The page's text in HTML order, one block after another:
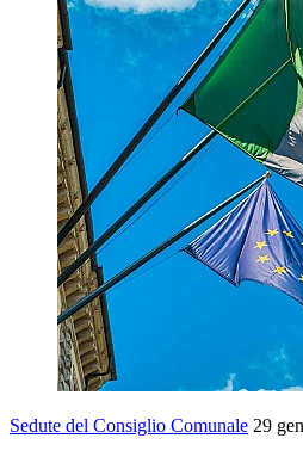
Sedute del Consiglio Comunale 29